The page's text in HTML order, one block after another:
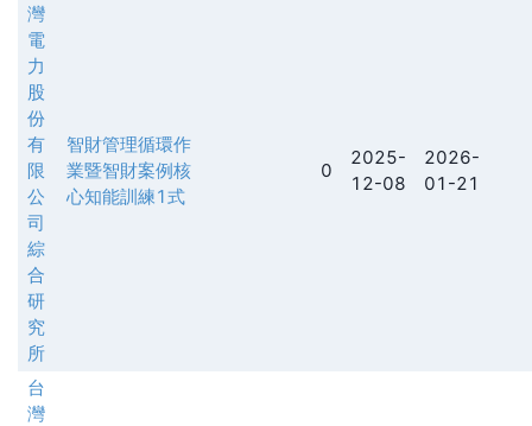
灣
電
力
股
份
有
限
公
司
綜
合
研
究
所
智財管理循環作
業暨智財案例核
心知能訓練1式
0
2025-
12-08
2026-
01-21
台
灣